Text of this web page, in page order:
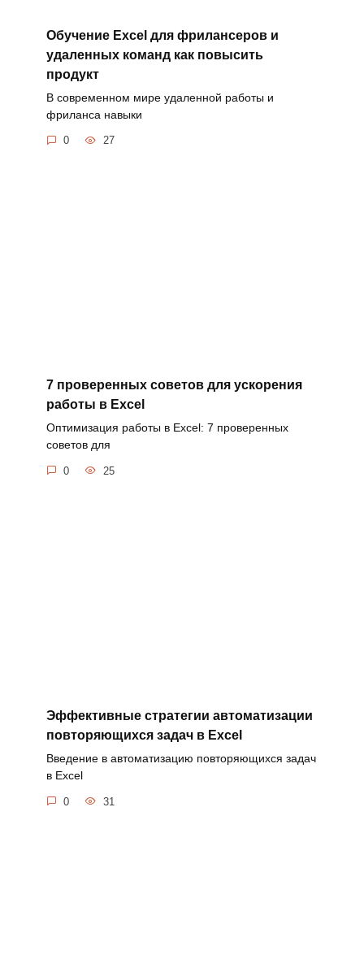
Обучение Excel для фрилансеров и
удаленных команд как повысить
продукт
В современном мире удаленной работы и
фриланса навыки
0 27
7 проверенных советов для ускорения
работы в Excel
Оптимизация работы в Excel: 7 проверенных
советов для
0 25
Эффективные стратегии автоматизации
повторяющихся задач в Excel
Введение в автоматизацию повторяющихся задач
в Excel
0 31